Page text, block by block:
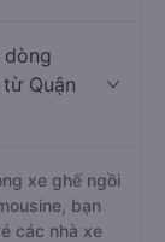
dòng
Quận
xe ghế ngồi
bạn
các nhà xe